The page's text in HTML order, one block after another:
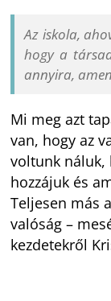
Az iskola,
hogy a
annyira,
Mi meg azt
van, hogy az
voltunk náluk,
hozzájuk és
Teljesen más
valóság –
kezdetekről